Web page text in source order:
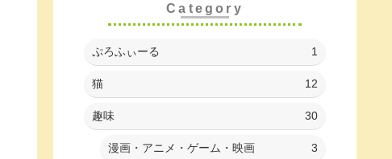
Category
ぷろふぃーる 1
猫 12
趣味 30
漫画・アニメ・ゲーム・映画 3